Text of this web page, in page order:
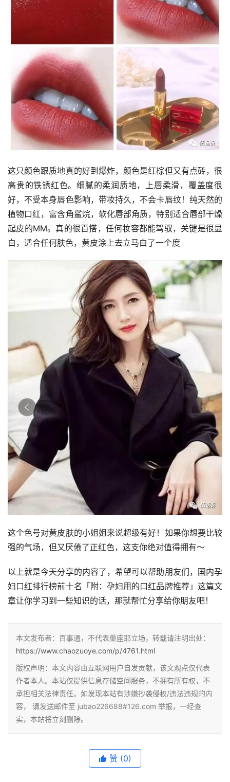
这只颜色跟质地真的好到爆炸，颜色是红棕但又有点砖，很
高贵的铁锈红色。细腻的柔润质地，上唇柔滑，覆盖度很
好，不受本身唇色影响，带妆持久，不会卡唇纹！纯天然的
植物口红，富含角鲨烷，软化唇部角质，特别适合唇部干燥
起皮的MM。真的很百搭，任何妆容都能驾驭，关键是很显
白，适合任何肤色，黄皮涂上去立马白了一个度
这个色号对黄皮肤的小姐姐来说超级有好！如果你想要比较
强的气场，但又厌倦了正红色，这支你绝对值得拥有～
以上就是今天分享的内容了，希望可以帮助朋友们，国内孕
妇口红排行榜前十名「附：孕妇用的口红品牌推荐」这篇文
章让你学习到一些知识的话，那就帮忙分享给你朋友吧！
本文发布者：百事通，不代表巢座耶立场，转载请注明出处：
https://www.chaozuoye.com/p/4761.html
版权声明：本文内容由互联网用户自发贡献，该文观点仅代表
作者本人。本站仅提供信息存储空间服务，不拥有所有权，不
承担相关法律责任。如发现本站有涉嫌抄袭侵权/违法违规的内
容， 请发送邮件至 jubao226688#126.com 举报，一经查
实，本站将立刻删除。
赞 (0)